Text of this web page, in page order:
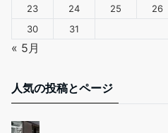
23
24 25 26
30
31
« 5月
人気の投稿とページ